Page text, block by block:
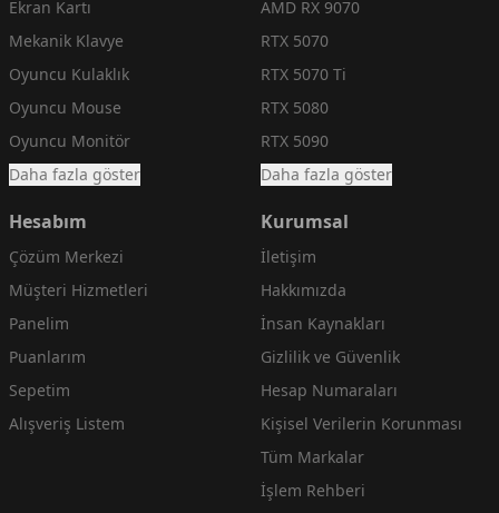
Ekran Kartı
Mekanik Klavye
Oyuncu Kulaklık
Oyuncu Mouse
Oyuncu Monitör
Daha fazla göster
AMD RX 9070
RTX 5070
RTX 5070 Ti
RTX 5080
RTX 5090
Daha fazla göster
Hesabım
Çözüm Merkezi
Müşteri Hizmetleri
Panelim
Puanlarım
Sepetim
Alışveriş Listem
Kurumsal
İletişim
Hakkımızda
İnsan Kaynakları
Gizlilik ve Güvenlik
Hesap Numaraları
Kişisel Verilerin Korunması
Tüm Markalar
İşlem Rehberi